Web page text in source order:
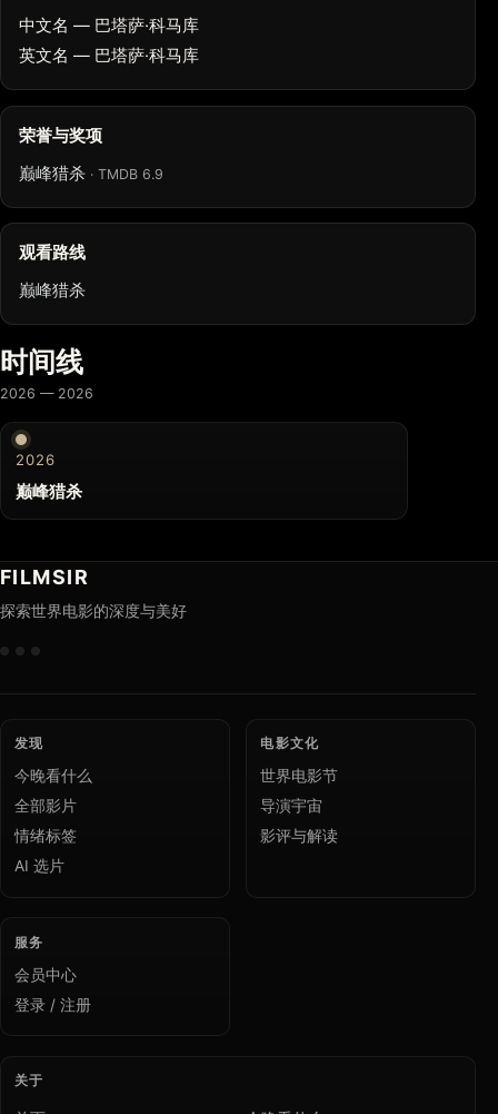
中文名 — 巴塔萨·科马库
英文名 — 巴塔萨·科马库
荣誉与奖项
巅峰猎杀 · TMDB 6.9
观看路线
巅峰猎杀
时间线
2026 — 2026
2026
巅峰猎杀
FILMSIR
探索世界电影的深度与美好
发现
今晚看什么
全部影片
情绪标签
AI 选片
电影文化
世界电影节
导演宇宙
影评与解读
服务
会员中心
登录 / 注册
关于